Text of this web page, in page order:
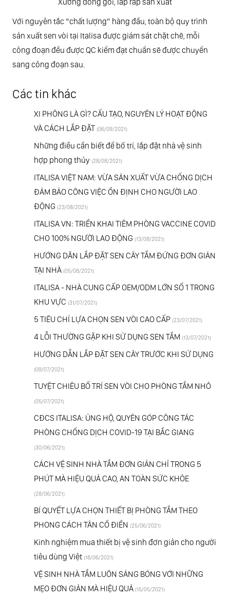
Với nguyên tắc “chất lượng” hàng đầu, toàn bộ quy trình
sản xuất sen vòi tại Italisa được giám sát chặt chẽ, mỗi
công đoạn đều được QC kiểm đạt chuẩn sẽ được chuyển
sang công đoạn sau.
Các tin khác
XI PHÔNG LÀ GÌ? CẤU TẠO, NGUYÊN LÝ HOẠT ĐỘNG
VÀ CÁCH LẮP ĐẶT (06/09/2021)
Những điều cần biết để bố trí, lắp đặt nhà vệ sinh
hợp phong thủy (28/08/2021)
ITALISA VIỆT NAM: VỪA SẢN XUẤT VỪA CHỐNG DỊCH
ĐẢM BẢO CÔNG VIỆC ỔN ĐỊNH CHO NGƯỜI LAO
ĐỘNG (23/08/2021)
ITALISA VN: TRIỂN KHAI TIÊM PHÒNG VACCINE COVID
CHO 100% NGƯỜI LAO ĐỘNG (13/08/2021)
HƯỚNG DÃN LẮP ĐẶT SEN CÂY TẮM ĐỨNG ĐƠN GIẢN
TẠI NHÀ (05/08/2021)
ITALISA - NHÀ CUNG CẤP OEM/ODM LỚN SỐ 1 TRONG
KHU VỰC (31/07/2021)
5 TIÊU CHÍ LỰA CHỌN SEN VÒI CAO CẤP (23/07/2021)
4 LỖI THƯỜNG GẶP KHI SỬ DỤNG SEN TẮM (13/07/2021)
HƯỚNG DẪN LẮP ĐẶT SEN CÂY TRƯỚC KHI SỬ DỤNG
(09/07/2021)
TUYỆT CHIÊU BỐ TRÍ SEN VÒI CHO PHÒNG TẮM NHỎ
(05/07/2021)
CĐCS ITALISA: ỦNG HỘ, QUYÊN GÓP CÔNG TÁC
PHÒNG CHỐNG DỊCH COVID-19 TẠI BẮC GIANG
(30/06/2021)
CÁCH VỆ SINH NHÀ TẮM ĐƠN GIẢN CHỈ TRONG 5
PHÚT MÀ HIỆU QUẢ CAO, AN TOÀN SỨC KHỎE
(28/06/2021)
BÍ QUYẾT LỰA CHỌN THIẾT BỊ PHÒNG TẮM THEO
PHONG CÁCH TÂN CỔ ĐIỂN (25/06/2021)
Kinh nghiệm mua thiết bị vệ sinh đơn giản cho người
tiêu dùng Việt (18/06/2021)
VỆ SINH NHÀ TẮM LUÔN SÁNG BÓNG VỚI NHỮNG
MẸO ĐƠN GIẢN MÀ HIỆU QUẢ (15/05/2021)